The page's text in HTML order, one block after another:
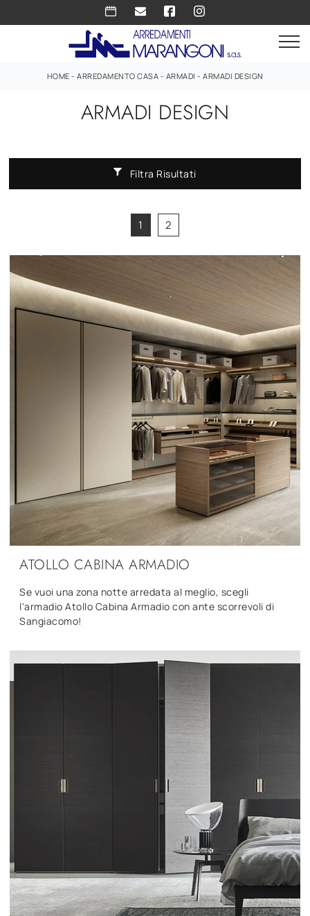
HOME - ARREDAMENTO CASA - ARMADI - ARMADI DESIGN
ARMADI DESIGN
Filtra Risultati
1 2
ATOLLO CABINA ARMADIO
Se vuoi una zona notte arredata al meglio, scegli
l'armadio Atollo Cabina Armadio con ante scorrevoli di
Sangiacomo!